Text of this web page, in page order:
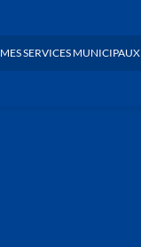
MES SERVICES MUNICIPAUX